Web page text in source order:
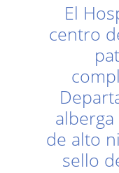
El
centro
de alto
sello